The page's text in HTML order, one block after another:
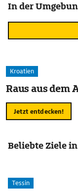
In der
Kroatien
Raus aus dem
Jetzt entdecken!
Beliebte Ziele
Tessin